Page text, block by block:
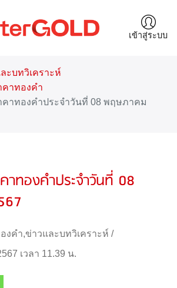
เข้าสู่ระบบ
ะบทวิเคราะห์
คาทองคำ
คาทองคำประจำวันที่ 08 พฤษภาคม
าทองคำประจำวันที่ 08
งคำ,ข่าวและบทวิเคราะห์ /
เวลา 11.39 น.